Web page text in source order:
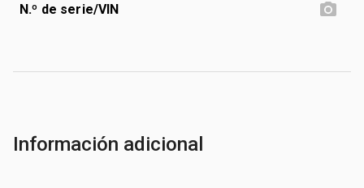
N.º de serie/VIN
Información adicional